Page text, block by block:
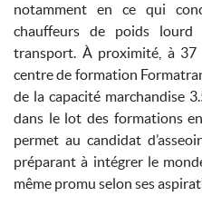
notamment en ce qui
chauffeurs de poids lourd
transport. À proximité, à
centre de formation
de la capacité marchandise
dans le lot des formations
permet au candidat
préparant à intégrer le
même promu selon ses